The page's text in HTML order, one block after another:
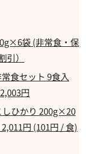
袋 (非常食・保
）
食セット 9食入
円
しひかり 200g×20
円 (101円 / 食)